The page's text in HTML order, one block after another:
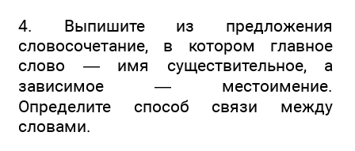
4. Выпишите из предложения
словосочетание, в котором главное
слово — имя существительное, а
зависимое — местоимение.
Определите способ связи между
словами.